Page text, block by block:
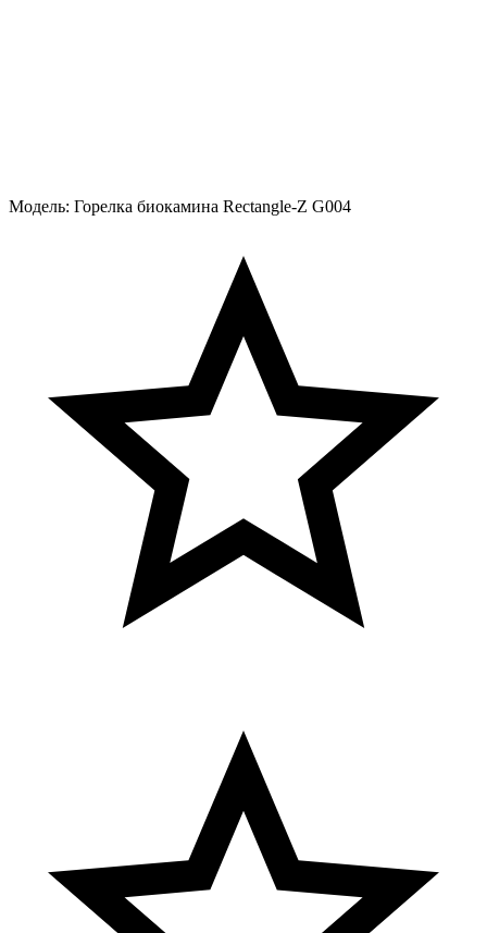
Модель: Горелка биокамина Rectangle-Z G004